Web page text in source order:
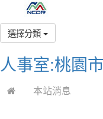
選擇分類
人事室:桃園
本站消息